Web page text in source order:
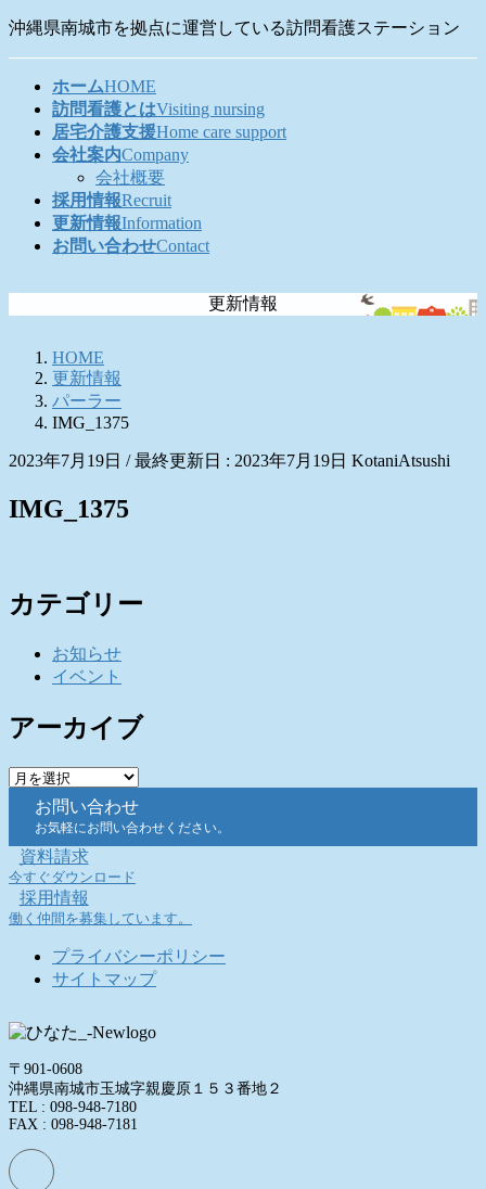
コ
ナ
沖縄県南城市を拠点に運営している訪問看護ステーション
ホームHOME
訪問看護とはVisiting nursing
居宅介護支援Home care support
会社案内Company
会社概要
採用情報Recruit
更新情報Information
お問い合わせContact
更新情報
HOME
更新情報
パーラー
IMG_1375
2023年7月19日 / 最終更新日 : 2023年7月19日 KotaniAtsushi
IMG_1375
カテゴリー
お知らせ
イベント
アーカイブ
ア
イ
ブ
お問い合わせ
お気軽にお問い合わせください。
資料請求
今すぐダウンロード
採用情報
働く仲間を募集しています。
プライバシーポリシー
サイトマップ
〒901-0608
沖縄県南城市玉城字親慶原１５３番地２
TEL : 098-948-7180
FAX : 098-948-7181